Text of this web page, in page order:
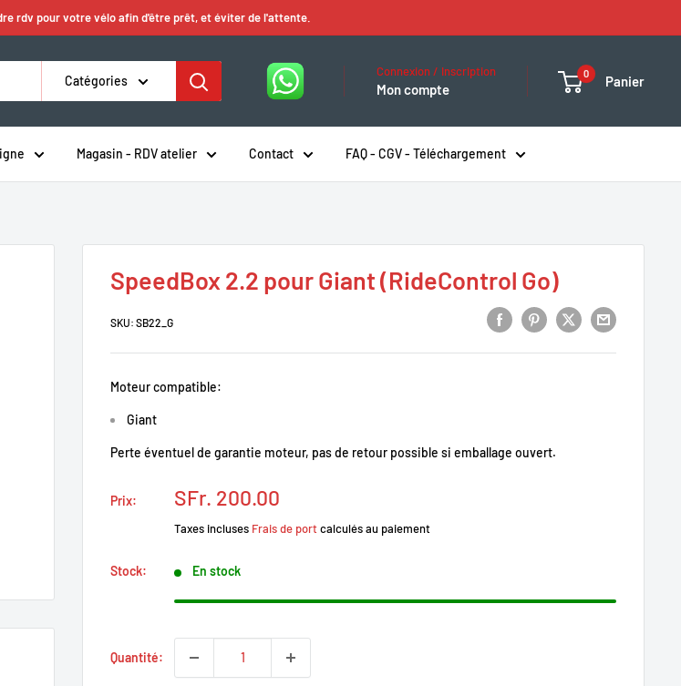
rdv pour votre vélo afin d'être prêt, et éviter de l'attente.
Catégories
Connexion / Inscription
Mon compte
0 Panier
Magasin - RDV atelier Contact FAQ - CGV - Téléchargement
SpeedBox 2.2 pour Giant (RideControl Go)
SKU: SB22_G
Moteur compatible:
Giant
Perte éventuel de garantie moteur, pas de retour possible si emballage ouvert.
Prix:
Prix
SFr. 200.00
Taxes incluses Frais de portcalculés au paiement
Stock: En stock
Quantité: